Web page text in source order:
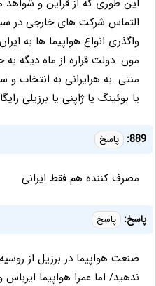
این طوری که از قراین و شواهد
التماس شرکت های خارجی در
واگذری انواع هواپیما ها به
مون .دولت قراره از ماه دیگه به
منتی .به هرایرانی به انتخاب
یا بوئینگ یا ژاپنی یا برزیلی
889: پاسخ
مصرف کننده هم فقط ایرانی
پاسخ: پاسخ
صنعت هواپیما در برزیل از